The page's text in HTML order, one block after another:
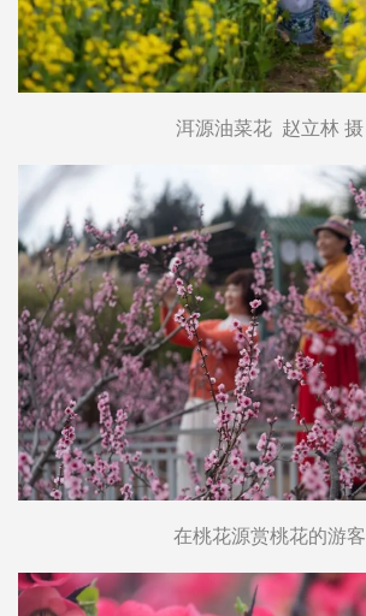
洱源油菜花 赵立林 摄
在桃花源赏桃花的游客